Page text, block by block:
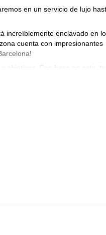
en un servicio de lujo
increíblemente enclavado en
cuenta con impresionantes
objetivos. Con base en esto, te
visita a Barcelona.